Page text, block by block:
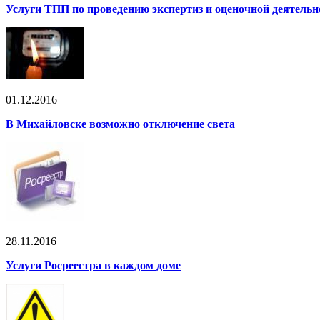
Услуги ТПП по проведению экспертиз и оценочной
01.12.2016
В Михайловске возможно отключение света
28.11.2016
Услуги Росреестра в каждом доме